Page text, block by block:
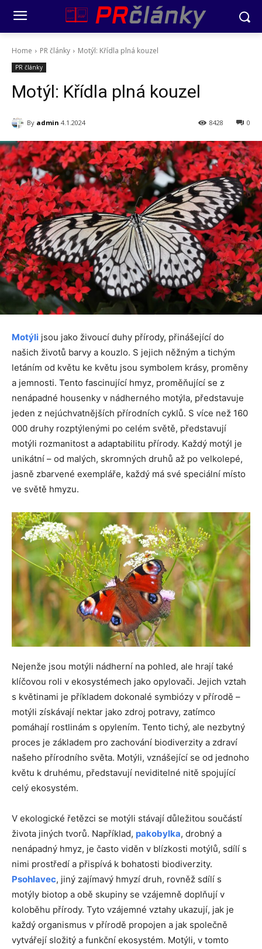
Home PR články Motýl: Křídla plná kouzel
PR články
Motýl: Křídla plná kouzel
By admin 4.1.2024 0
8428
Motýli jsou jako živoucí duhy přírody, přinášející do
našich životů barvy a kouzlo. S jejich něžným a tichým
letáním od květu ke květu jsou symbolem krásy, proměny
a jemnosti. Tento fascinující hmyz, proměňující se z
nenápadné housenky v nádherného motýla, představuje
jeden z nejúchvatnějších přírodních cyklů. S více než 160
000 druhy rozptýlenými po celém světě, představují
motýli rozmanitost a adaptabilitu přírody. Každý motýl je
unikátní – od malých, skromných druhů až po velkolepé,
jasně zbarvené exempláře, každý má své speciální místo
ve světě hmyzu.
Nejenže jsou motýli nádherní na pohled, ale hrají také
klíčovou roli v ekosystémech jako opylovači. Jejich vztah
s květinami je příkladem dokonalé symbiózy v přírodě –
motýli získávají nektar jako zdroj potravy, zatímco
pomáhají rostlinám s opylením. Tento tichý, ale nezbytný
proces je základem pro zachování biodiverzity a zdraví
našeho přírodního světa. Motýli, vznášející se od jednoho
květu k druhému, představují neviditelné nitě spojující
celý ekosystém.
V ekologické řetězci se motýli stávají důležitou součástí
života jiných tvorů. Například, pakobylka, drobný a
nenápadný hmyz, je často viděn v blízkosti motýlů, sdílí s
nimi prostředí a přispívá k bohatosti biodiverzity.
Psohlavec, jiný zajímavý hmyzí druh, rovněž sdílí s
motýly biotop a obě skupiny se vzájemně doplňují v
koloběhu přírody. Tyto vzájemné vztahy ukazují, jak je
každý organismus v přírodě propojen a jak společně
vytvářejí složitý a funkční ekosystém. Motýli, v tomto